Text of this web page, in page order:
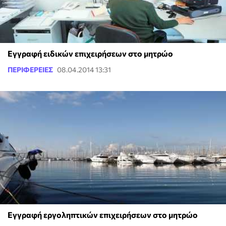
Εγγραφή ειδικών επιχειρήσεων στο μητρώο
ΠΕΡΙΦΕΡΕΙΕΣ 08.04.2014 13:31
Εγγραφή εργοληπτικών επιχειρήσεων στο μητρώο